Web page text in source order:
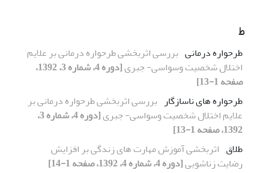
ط
طرحواره درمانی بررسی اثربخشی طرحواره درمانی بر علایم
اختلال شخصیت وسواسی- جبری
[دوره 4، شماره 3، 1392،
صفحه 1-13]
طرحواره های ناسازگار بررسی اثربخشی طرحواره درمانی بر
علایم اختلال شخصیت وسواسی- جبری
[دوره 4، شماره 3،
1392، صفحه 1-13]
طلاق اثربخشی آموزش مهارت های زندگی بر افزایش
رضایت زناشویی[دوره 4، شماره 4، 1392، صفحه 1-14]